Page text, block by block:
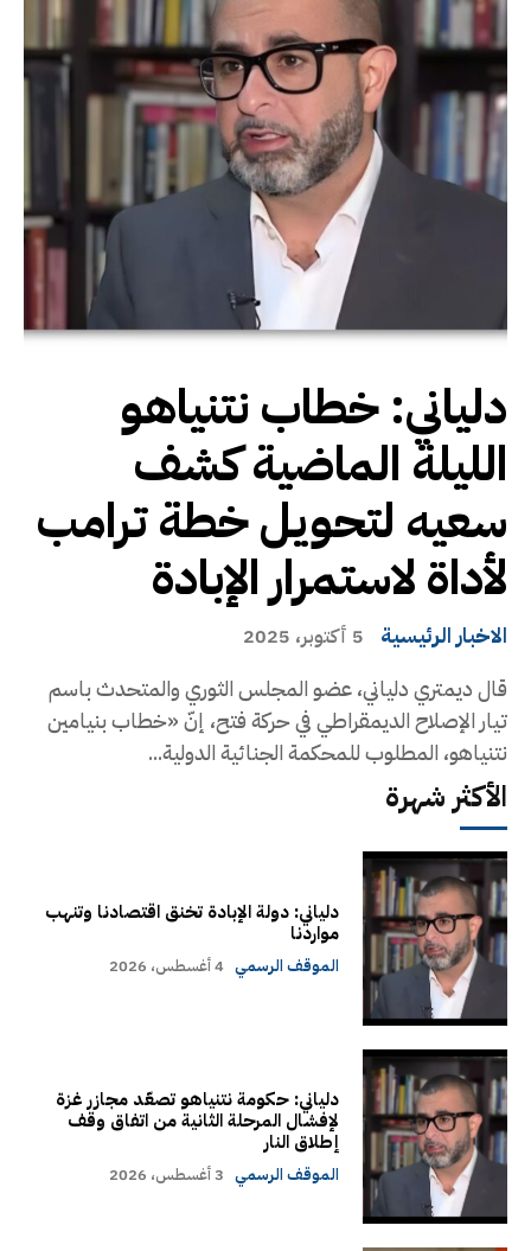
دلياني: خطاب نتنياهو
الليلة الماضية كشف
سعيه لتحويل خطة ترامب
لأداة لاستمرار الإبادة
الاخبار الرئيسية 5 أكتوبر، 2025
قال ديمتري دلياني، عضو المجلس الثوري والمتحدث باسم
تيار الإصلاح الديمقراطي في حركة فتح، إنّ «خطاب بنيامين
نتنياهو، المطلوب للمحكمة الجنائية الدولية...
الأكثر شهرة
دلياني: دولة الإبادة تخنق اقتصادنا وتنهب
مواردنا
الموقف الرسمي 4 أغسطس، 2026
دلياني: حكومة نتنياهو تصعّد مجازر غزة
لإفشال المرحلة الثانية من اتفاق وقف
إطلاق النار
الموقف الرسمي 3 أغسطس، 2026